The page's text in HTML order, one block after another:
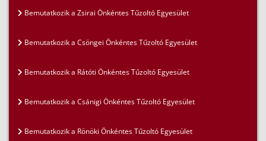
Bemutatkozik a Zsirai Önkéntes Tűzoltó Egyesület
Bemutatkozik a Csöngei Önkéntes Tűzoltó Egyesület
Bemutatkozik a Rátóti Önkéntes Tűzoltó Egyesület
Bemutatkozik a Csánigi Önkéntes Tűzoltó Egyesület
Bemutatkozik a Rönöki Önkéntes Tűzoltó Egyesület